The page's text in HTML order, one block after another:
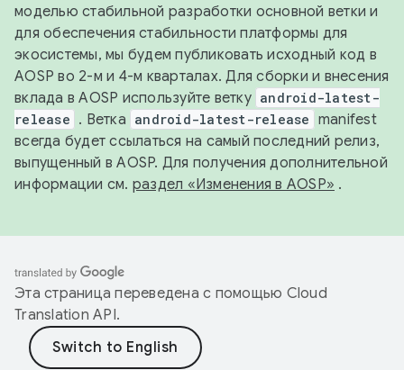
моделью стабильной разработки основной ветки и
для обеспечения стабильности платформы для
экосистемы, мы будем публиковать исходный код в
AOSP во 2-м и 4-м кварталах. Для сборки и внесения
вклада в AOSP используйте ветку android-latest-
release . Ветка android-latest-release manifest
всегда будет ссылаться на самый последний релиз,
выпущенный в AOSP. Для получения дополнительной
информации см. раздел «Изменения в AOSP» .
Эта страница переведена с помощью Cloud
Translation API.